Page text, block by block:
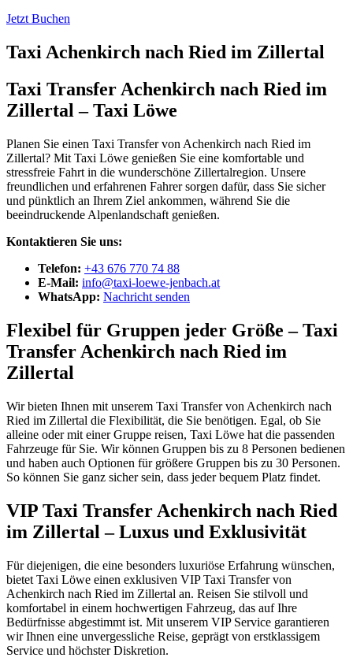
Jetzt Buchen
Taxi Achenkirch nach Ried im Zillertal
Taxi Transfer Achenkirch nach Ried im
Zillertal – Taxi Löwe
Planen Sie einen Taxi Transfer von Achenkirch nach Ried im
Zillertal? Mit Taxi Löwe genießen Sie eine komfortable und
stressfreie Fahrt in die wunderschöne Zillertalregion. Unsere
freundlichen und erfahrenen Fahrer sorgen dafür, dass Sie sicher
und pünktlich an Ihrem Ziel ankommen, während Sie die
beeindruckende Alpenlandschaft genießen.
Kontaktieren Sie uns:
Telefon: +43 676 770 74 88
E-Mail: info@taxi-loewe-jenbach.at
WhatsApp: Nachricht senden
Flexibel für Gruppen jeder Größe – Taxi
Transfer Achenkirch nach Ried im
Zillertal
Wir bieten Ihnen mit unserem Taxi Transfer von Achenkirch nach
Ried im Zillertal die Flexibilität, die Sie benötigen. Egal, ob Sie
alleine oder mit einer Gruppe reisen, Taxi Löwe hat die passenden
Fahrzeuge für Sie. Wir können Gruppen bis zu 8 Personen bedienen
und haben auch Optionen für größere Gruppen bis zu 30 Personen.
So können Sie ganz sicher sein, dass jeder bequem Platz findet.
VIP Taxi Transfer Achenkirch nach Ried
im Zillertal – Luxus und Exklusivität
Für diejenigen, die eine besonders luxuriöse Erfahrung wünschen,
bietet Taxi Löwe einen exklusiven VIP Taxi Transfer von
Achenkirch nach Ried im Zillertal an. Reisen Sie stilvoll und
komfortabel in einem hochwertigen Fahrzeug, das auf Ihre
Bedürfnisse abgestimmt ist. Mit unserem VIP Service garantieren
wir Ihnen eine unvergessliche Reise, geprägt von erstklassigem
Service und höchster Diskretion.